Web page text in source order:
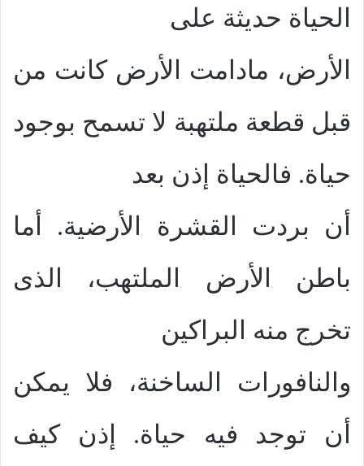
الحياة حديثة على
الأرض، مادامت الأرض كانت من
قبل قطعة ملتهبة لا تسمح بوجود
حياة. فالحياة إذن بعد
أن بردت القشرة الأرضية. أما
باطن الأرض الملتهب، الذى
تخرج منه البراكين
والنافورات الساخنة، فلا يمكن
أن توجد فيه حياة. إذن كيف